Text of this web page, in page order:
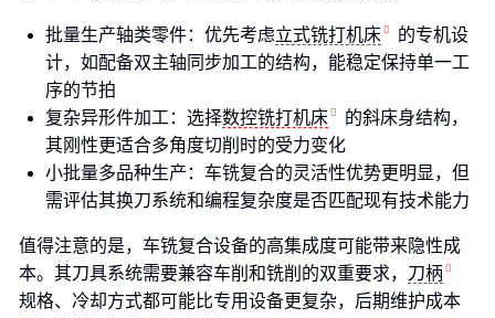
批量生产轴类零件：优先考虑立式铣打机床
的专机设
计，如配备双主轴同步加工的结构，能稳定保持单一工
序的节拍
复杂异形件加工：选择数控铣打机床
的斜床身结构，
其刚性更适合多角度切削时的受力变化
小批量多品种生产：车铣复合的灵活性优势更明显，但
需评估其换刀系统和编程复杂度是否匹配现有技术能力
值得注意的是，车铣复合设备的高集成度可能带来隐性成
本。其刀具系统需要兼容车削和铣削的双重要求， 刀柄
规格、冷却方式都可能比专用设备更复杂，后期维护成本